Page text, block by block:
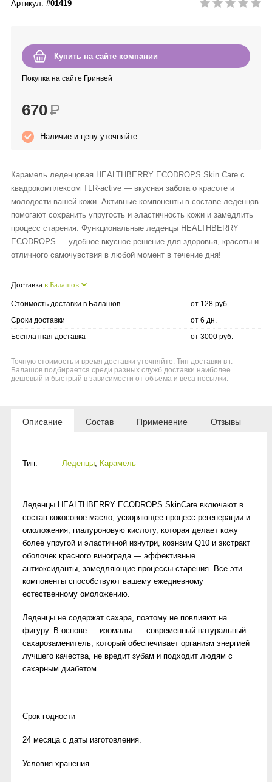
Intilia
Happy Dew
Enjoy Care
Green Minds
Артикул: #01419
Купить на сайте компании
Покупка на сайте Гринвей
670Р
Наличие и цену уточняйте
Карамель леденцовая HEALTHBERRY ECODROPS Skin Care с
квадрокомплексом TLR-active — вкусная забота о красоте и
молодости вашей кожи. Активные компоненты в составе леденцов
помогают сохранить упругость и эластичность кожи и замедлить
процесс старения. Функциональные леденцы HEALTHBERRY
ECODROPS — удобное вкусное решение для здоровья, красоты и
отличного самочувствия в любой момент в течение дня!
Доставка в Балашов
Стоимость доставки в Балашов
от 128 руб.
Сроки доставки
от 6 дн.
Бесплатная доставка
от 3000 руб.
Точную стоимость и время доставки уточняйте. Тип доставки в г.
Балашов подбирается среди разных служб доставки наиболее
дешевый и быстрый в зависимости от объема и веса посылки.
Описание Состав Применение Отзывы
Тип: Леденцы, Карамель
Леденцы HEALTHBERRY ECODROPS SkinCare включают в
состав кокосовое масло, ускоряющее процесс регенерации и
омоложения, гиалуроновую кислоту, которая делает кожу
более упругой и эластичной изнутри, коэнзим Q10 и экстракт
оболочек красного винограда — эффективные
антиоксиданты, замедляющие процессы старения. Все эти
компоненты способствуют вашему ежедневному
естественному омоложению.
Леденцы не содержат сахара, поэтому не повлияют на
фигуру. В основе — изомальт — современный натуральный
сахарозаменитель, который обеспечивает организм энергией
лучшего качества, не вредит зубам и подходит людям с
сахарным диабетом.
Срок годности
24 месяца с даты изготовления.
Условия хранения